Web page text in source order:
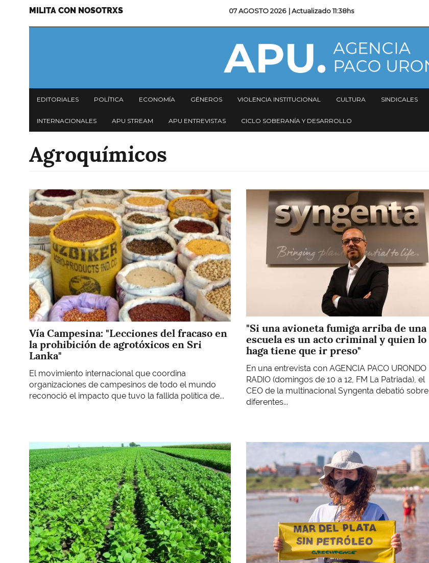
Menu
MILITA CON NOSOTRXS 07 AGOSTO 2026 | Actualizado11:38hs
Navegación
principal
EDITORIALES POLÍTICA ECONOMÍA GÉNEROS VIOLENCIA INSTITUCIONAL CULTURA SINDICALES
INTERNACIONALES APU STREAM APU ENTREVISTAS CICLO SOBERANÍA Y DESARROLLO
Agroquímicos
Imagen
Vía Campesina: "Lecciones del fracaso en
la prohibición de agrotóxicos en Sri
Lanka"
El movimiento internacional que coordina
organizaciones de campesinos de todo el mundo
reconoció el impacto que tuvo la fallida política de...
Imagen
"Si una avioneta fumiga arriba de una
escuela es un acto criminal y quien lo
haga tiene que ir preso"
En una entrevista con AGENCIA PACO URONDO
RADIO (domingos de 10 a 12, FM La Patriada), el
CEO de la multinacional Syngenta debatió sobre
diferentes...
Imagen Imagen